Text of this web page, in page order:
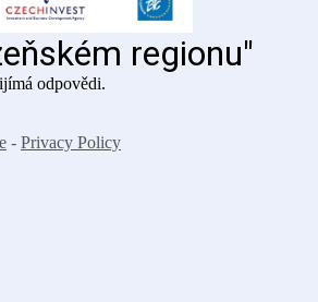
regionu"
odpovědi.
- Privacy Policy